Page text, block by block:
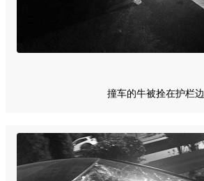
撞车的牛被拴在护栏边